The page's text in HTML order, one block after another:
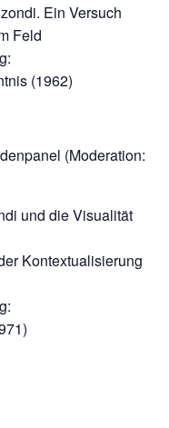
Ein Versuch
Feld
(1962)
(Moderation:
und die Visualität
Kontextualisierung